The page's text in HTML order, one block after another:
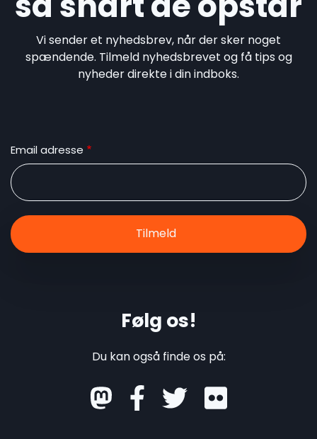
Vi sender et nyhedsbrev, når der sker noget
spændende. Tilmeld nyhedsbrevet og få tips og
nyheder direkte i din indboks.
Email adresse
Følg os!
Du kan også finde os på:
mastodon